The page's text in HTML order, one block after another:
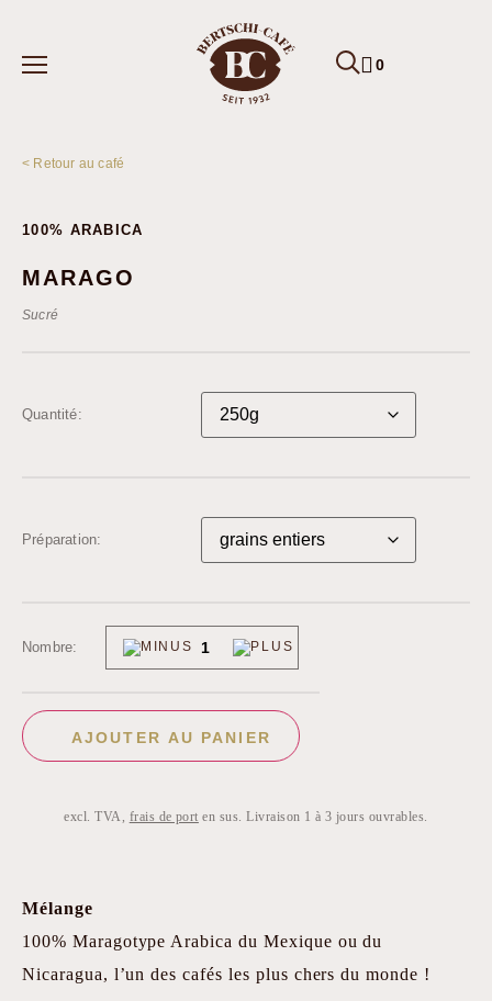
0
< Retour au café
100% ARABICA
MARAGO
Sucré
Quantité
Préparation
Nombre
AJOUTER AU PANIER
excl. TVA, frais de port en sus. Livraison 1 à 3 jours ouvrables.
Mélange
100% Maragotype Arabica du Mexique ou du
Nicaragua, l’un des cafés les plus chers du monde !